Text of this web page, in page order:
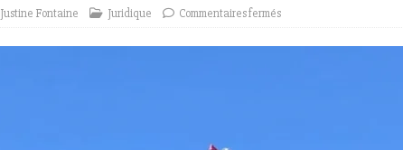
Justine Fontaine Juridique Commentaires fermés